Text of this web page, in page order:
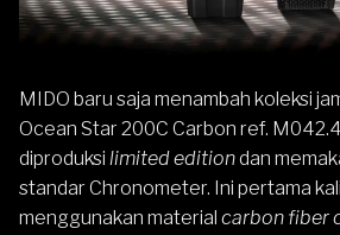
MIDO baru saja menambah koleksi
Ocean Star 200C Carbon ref.
diproduksi limited editiondan
standar Chronometer. Ini pertama
menggunakan material carbon fiber